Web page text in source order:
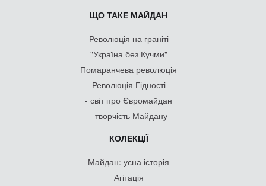
ЩО ТАКЕ МАЙДАН
Революція на граніті
"Україна без Кучми"
Помаранчева революція
Революція Гідності
- світ про Євромайдан
- творчість Майдану
КОЛЕКЦІЇ
Майдан: усна історія
Агітація